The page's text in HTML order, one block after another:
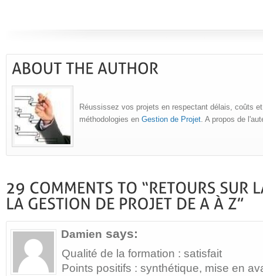
Réussissez vos projets en respectant délais, coûts
méthodologies en Gestion de Projet. A propos de
Damien says:
Qualité de la formation : satisfait
Points positifs : synthétique, mise en